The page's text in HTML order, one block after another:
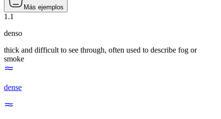
Más ejemplos
1 .1
denso
thick and difficult to see through, often used to describe fog or
smoke
dense